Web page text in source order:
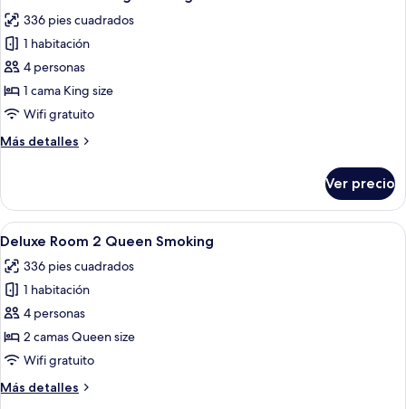
Smoking
las
fotos
de
Deluxe
Room
King
336 pies cuadrados
1 habitación
4 personas
1 cama King size
Wifi gratuito
Más detalles
Más
Room
King
Ver precio
Abrir
todas
las
fotos
de
Deluxe
Room
Queen
Habitación de hotel con dos camas,
6
Deluxe Room 2 Queen Smoking
336 pies cuadrados
1 habitación
4 personas
2 camas Queen size
Wifi gratuito
Más detalles
Más